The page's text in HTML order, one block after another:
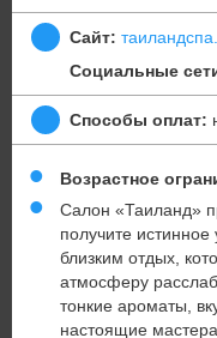
Сайт:
Социальные
Способы оплат:
Возрастное
Салон «Таиланд»
получите
близким отдых,
атмосферу
тонкие ароматы,
настоящие